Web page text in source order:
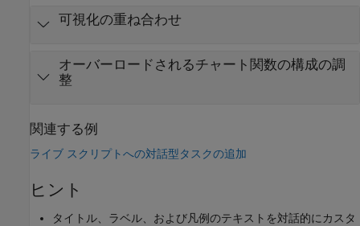
可視化の重ね合わせ
オーバーロードされるチャート関数の構成の調
整
関連する例
ライブ スクリプトへの対話型タスクの追加
ヒント
タイトル、ラベル、および凡例のテキストを対話的にカスタ